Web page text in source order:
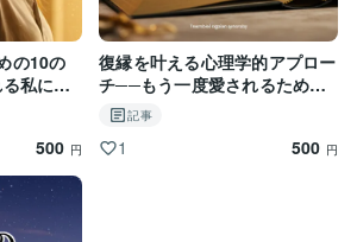
の10の
私に変
500 円
復縁を叶える心理学的アプロー
チ──もう一度愛されるための
完全マニュアル
記事
1 500 円